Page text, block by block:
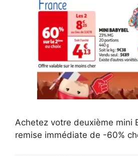
Achetez votre deuxième mini
remise immédiate de -60%